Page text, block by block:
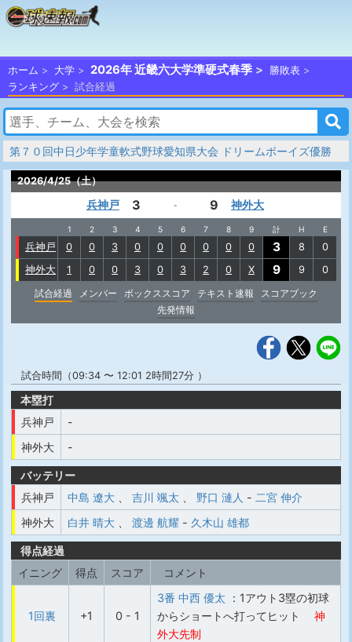
ホーム 大学 2026年 近畿六大学準硬式春季
勝敗表
ランキング
試合経過
第７０回中日少年学童軟式野球愛知県大会 ドリームボーイズ優勝
2026/4/25（土）
兵神戸 3 - 9 神外大
1 2 3 4 5 6 7 8 9 計 H E
兵神戸 0 0 3 0 0 0 0 0 0 3 8
0
神外大
1 0 0 3 0 3 2 0 X 9 9
0
試合経過
メンバー ボックススコア テキスト速報
スコアブック
先発情報
試合時間（09:34 〜 12:01 2時間27分 ）
本塁打
兵神戸
-
神外大
-
バッテリー
兵神戸
中島 遼大 吉川 颯太 野口 漣人 - 二宮 伸介
神外大
白井 晴大 渡邊 航耀 - 久木山 雄都
得点経過
イニング
得点 スコア コメント
1回裏 +1 0 - 1
3番 中西 優太 ：1アウト3塁の初球
からショートへ打ってヒット
神
外大先制